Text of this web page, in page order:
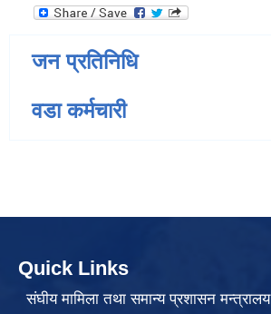
जन प्रतिनिधि
वडा कर्मचारी
Quick Links
संघीय मामिला तथा समान्य प्रशासन मन्त्रालय